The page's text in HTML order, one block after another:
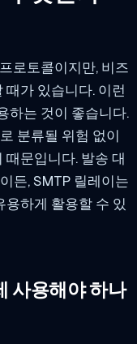
로토콜이지만, 비즈
가 있습니다. 이런
하는 것이 좋습니다.
분류될 위험 없이
문입니다. 발송 대
든, SMTP 릴레이는
용하게 활용할 수 있
사용해야 하나